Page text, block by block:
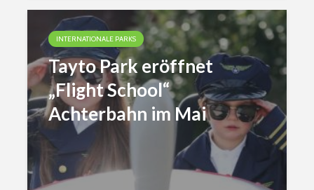
INTERNATIONALE PARKS
Tayto Park eröffnet
„Flight School“
Achterbahn im Mai